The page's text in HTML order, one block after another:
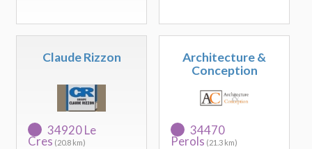
Claude Rizzon
34920 Le
Cres (20.8 km)
Architecture &
Conception
34470
Perols (21.3 km)